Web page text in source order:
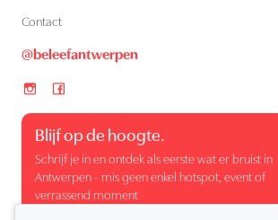
Contact
@beleefantwerpen
Blijf op de hoogte.
Schrijf je in en ontdek als eerste wat er bruist in
Antwerpen - mis geen enkel hotspot, event of
verrassend moment